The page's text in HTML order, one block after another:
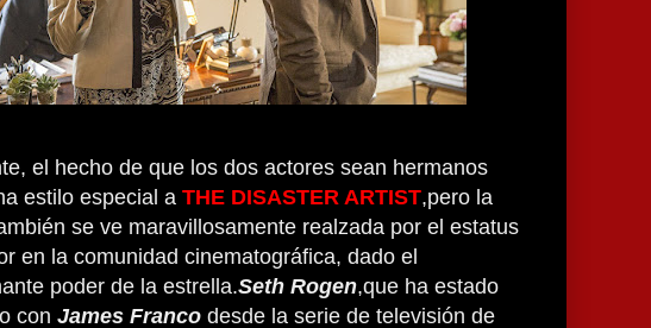
el hecho de que los dos actores sean hermanos
estilo especial a THE DISASTER ARTIST,pero la
se ve maravillosamente realzada por el estatus
en la comunidad cinematográfica, dado el
poder de la estrella.Seth Rogen,que ha estado
con James Franco desde la serie de televisión de